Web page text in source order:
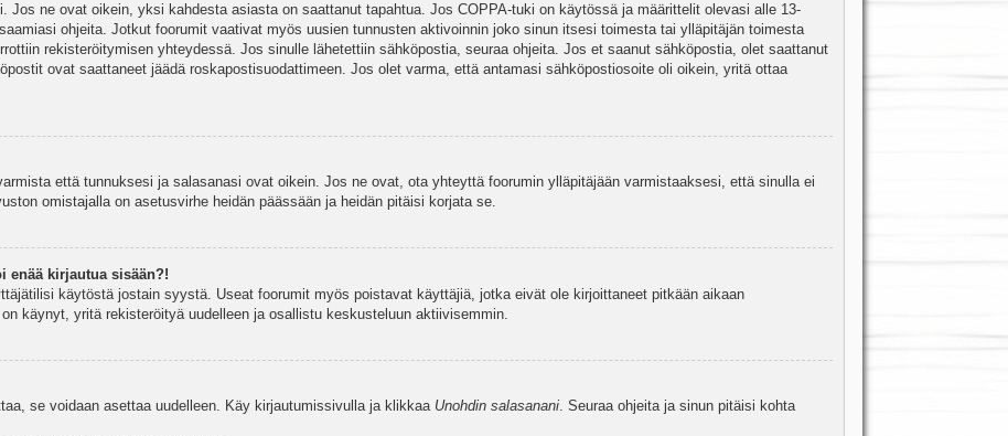
Jos ne ovat oikein, yksi kahdesta asiasta on saattanut tapahtua. Jos COPPA-tuki on käytössä ja määrittelit olevasi alle 13-
ohjeita. Jotkut foorumit vaativat myös uusien tunnusten aktivoinnin joko sinun itsesi toimesta tai ylläpitäjän toimesta
rekisteröitymisen yhteydessä. Jos sinulle lähetettiin sähköpostia, seuraa ohjeita. Jos et saanut sähköpostia, olet saattanut
ovat saattaneet jäädä roskapostisuodattimeen. Jos olet varma, että antamasi sähköpostiosoite oli oikein, yritä ottaa
että tunnuksesi ja salasanasi ovat oikein. Jos ne ovat, ota yhteyttä foorumin ylläpitäjään varmistaaksesi, että sinulla ei
omistajalla on asetusvirhe heidän päässään ja heidän pitäisi korjata se.
enää kirjautua sisään?!
käytöstä jostain syystä. Useat foorumit myös poistavat käyttäjiä, jotka eivät ole kirjoittaneet pitkään aikaan
käynyt, yritä rekisteröityä uudelleen ja osallistu keskusteluun aktiivisemmin.
se voidaan asettaa uudelleen. Käy kirjautumissivulla ja klikkaa Unohdin salasanani. Seuraa ohjeita ja sinun pitäisi kohta